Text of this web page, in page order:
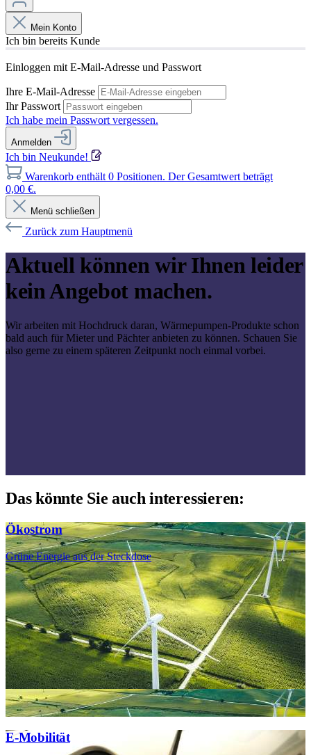
Mein Konto
Ich bin bereits Kunde
Einloggen mit E-Mail-Adresse und Passwort
Ihre E-Mail-Adresse
Ihr Passwort
Ich habe mein Passwort vergessen.
Anmelden
Ich bin Neukunde!
Warenkorb enthält 0 Positionen. Der Gesamtwert beträgt
0,00 €.
Menü schließen
Zurück zum Hauptmenü
Aktuell können wir Ihnen leider
kein Angebot machen.
Wir arbeiten mit Hochdruck daran, Wärmepumpen-Produkte schon
bald auch für Mieter und Pächter anbieten zu können. Schauen Sie
also gerne zu einem späteren Zeitpunkt noch einmal vorbei.
Das könnte Sie auch interessieren:
Ökostrom
Grüne Energie aus der Steckdose
E-Mobilität